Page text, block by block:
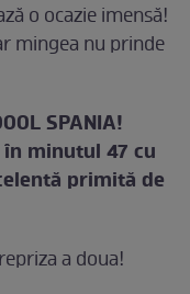
o ocazie imensă!
mingea nu prinde
SPANIA!
minutul 47 cu
primită de
a doua!